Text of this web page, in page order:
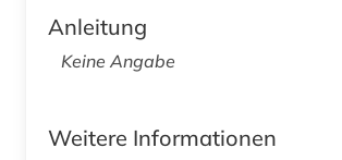
Anleitung
Keine Angabe
Weitere Informationen